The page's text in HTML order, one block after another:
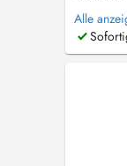
Madrid
Chirurgie
Alle